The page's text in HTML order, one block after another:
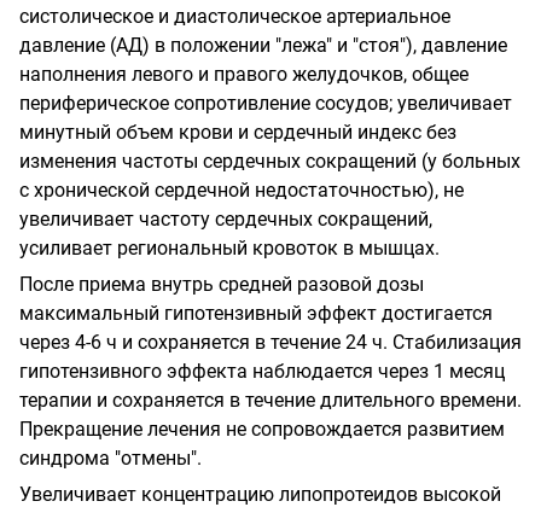
систолическое и диастолическое артериальное
давление (АД) в положении "лежа" и "стоя"), давление
наполнения левого и правого желудочков, общее
периферическое сопротивление сосудов; увеличивает
минутный объем крови и сердечный индекс без
изменения частоты сердечных сокращений (у больных
с хронической сердечной недостаточностью), не
увеличивает частоту сердечных сокращений,
усиливает региональный кровоток в мышцах.
После приема внутрь средней разовой дозы
максимальный гипотензивный эффект достигается
через 4-6 ч и сохраняется в течение 24 ч. Стабилизация
гипотензивного эффекта наблюдается через 1 месяц
терапии и сохраняется в течение длительного времени.
Прекращение лечения не сопровождается развитием
синдрома "отмены".
Увеличивает концентрацию липопротеидов высокой